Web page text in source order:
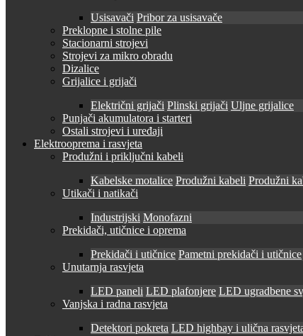
Usisavači Pribor za usisavače
Preklopne i stolne pile
Stacionarni strojevi
Strojevi za mikro obradu
Dizalice
Grijalice i grijači
Električni grijači Plinski grijači Uljne grijalice
Punjači akumulatora i starteri
Ostali strojevi i uređaji
Elektrooprema i rasvjeta
Produžni i priključni kabeli
Kabelske motalice Produžni kabeli Produžni
Utikači i natikači
Industrijski Monofazni
Prekidači, utičnice i oprema
Prekidači i utičnice Pametni prekidači i utičnice
Unutarnja rasvjeta
LED paneli LED plafonjere LED ugradbene
Vanjska i radna rasvjeta
Detektori pokreta LED highbay i ulična